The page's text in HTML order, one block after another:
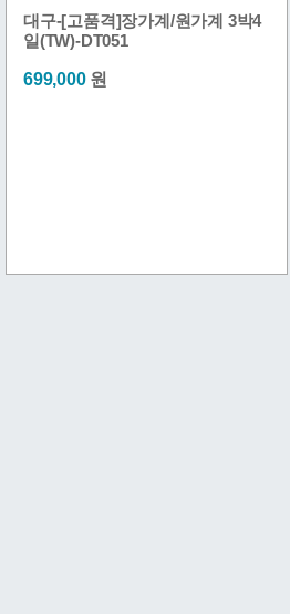
대구-[고품격]장가계/원가계 3박4
일(TW)-DT051
699,000 원